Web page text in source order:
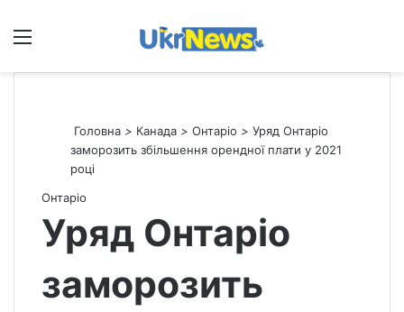
Меню
Головна > Канада > Онтаріо > Уряд Онтаріо
заморозить збільшення орендної плати у 2021
році
Онтаріо
Уряд Онтаріо
заморозить